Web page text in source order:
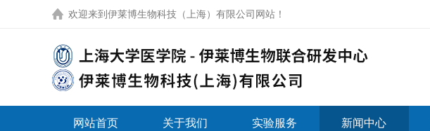
欢迎来到 伊莱博生物科技（上海）有限公司网站 ！
网站首页 关于我们 实验服务 新闻中心